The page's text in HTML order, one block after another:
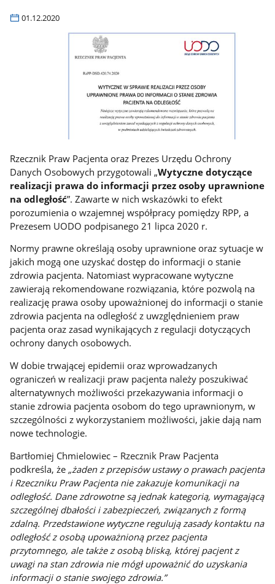
01.12.2020
Rzecznik Praw Pacjenta oraz Prezes Urzędu Ochrony
Danych Osobowych przygotowali „Wytyczne dotyczące
realizacji prawa do informacji przez osoby uprawnione
na odległość”. Zawarte w nich wskazówki to efekt
porozumienia o wzajemnej współpracy pomiędzy RPP, a
Prezesem UODO podpisanego 21 lipca 2020 r.
Normy prawne określają osoby uprawnione oraz sytuacje w
jakich mogą one uzyskać dostęp do informacji o stanie
zdrowia pacjenta. Natomiast wypracowane wytyczne
zawierają rekomendowane rozwiązania, które pozwolą na
realizację prawa osoby upoważnionej do informacji o stanie
zdrowia pacjenta na odległość z uwzględnieniem praw
pacjenta oraz zasad wynikających z regulacji dotyczących
ochrony danych osobowych.
W dobie trwającej epidemii oraz wprowadzanych
ograniczeń w realizacji praw pacjenta należy poszukiwać
alternatywnych możliwości przekazywania informacji o
stanie zdrowia pacjenta osobom do tego uprawnionym, w
szczególności z wykorzystaniem możliwości, jakie dają nam
nowe technologie.
Bartłomiej Chmielowiec – Rzecznik Praw Pacjenta
podkreśla, że „żaden z przepisów ustawy o prawach pacjenta
i Rzeczniku Praw Pacjenta nie zakazuje komunikacji na
odległość. Dane zdrowotne są jednak kategorią, wymagającą
szczególnej dbałości i zabezpieczeń, związanych z formą
zdalną. Przedstawione wytyczne regulują zasady kontaktu na
odległość z osobą upoważnioną przez pacjenta
przytomnego, ale także z osobą bliską, której pacjent z
uwagi na stan zdrowia nie mógł upoważnić do uzyskania
informacji o stanie swojego zdrowia.”